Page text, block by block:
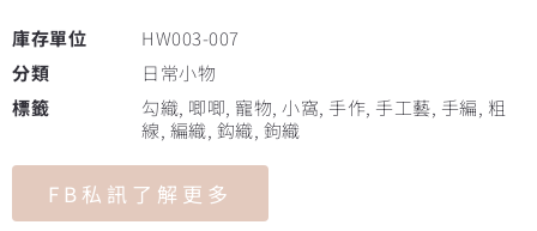
庫存單位
HW003-007
分類
日常小物
標籤
勾織, 唧唧, 寵物, 小窩, 手作, 手工藝, 手編, 粗
線, 編織, 鈎織, 鉤織
FB私訊了解更多